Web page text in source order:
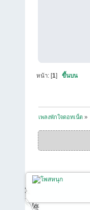
หน้า: [1]ขึ้นบน
เพลงพักใจดอทเน็ต »